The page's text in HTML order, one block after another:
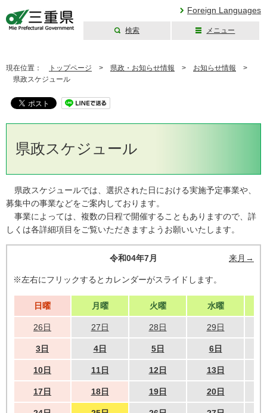
Foreign Languages
検索 メニュー
現在位置： トップページ > 県政・お知らせ情報 > お知らせ情報 >
県政スケジュール
県政スケジュール
県政スケジュールでは、選択された日における実施予定事業や、
募集中の事業などをご案内しております。
事業によっては、複数の日程で開催することもありますので、詳
しくは各詳細項目をご覧いただきますようお願いいたします。
令和04年7月 来月→
※左右にフリックするとカレンダーがスライドします。
日曜 月曜 火曜 水曜
26日 27日 28日 29日
3日 4日 5日 6日
10日 11日 12日 13日
17日 18日 19日 20日